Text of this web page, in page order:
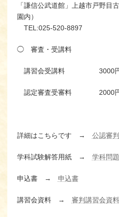
「謙信公武道館」上越市戸野目
園内）
TEL:025-520-8897
◯ 審査・受講料
講習会受講料 3000
認定審査受審料 2000
詳細はこちらです → 公認審
学科試験解答用紙 → 学科問題
申込書 → 申込書
講習会資料 → 審判講習会資料